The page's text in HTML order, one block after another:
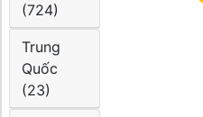
(724)
Trung
Quốc
(23)